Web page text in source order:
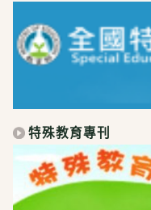
特殊教育專刊